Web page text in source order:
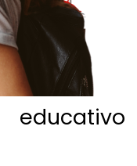
educativo